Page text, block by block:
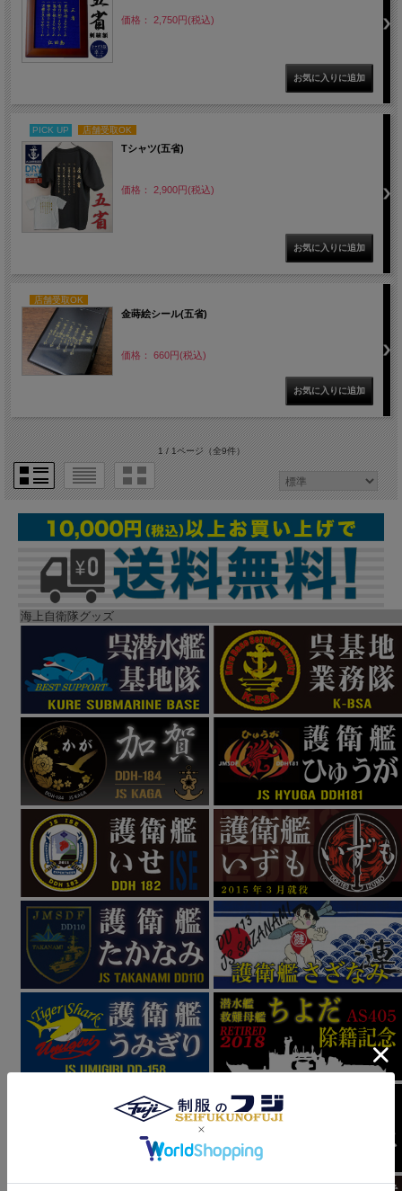
価格： 2,750円(税込)
PICK UP 店舗受取OK
Tシャツ(五省)
価格： 2,900円(税込)
店舗受取OK
金蒔絵シール(五省)
価格： 660円(税込)
1 / 1ページ（全9件）
海上自衛隊グッズ